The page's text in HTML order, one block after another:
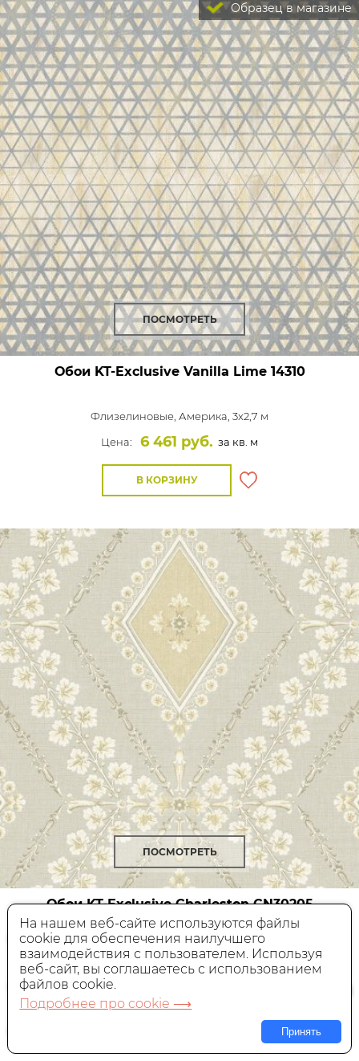
Образец в магазине
ПОСМОТРЕТЬ
Обои KT-Exclusive Vanilla Lime14310
Флизелиновые, Америка, 3x2,7 м
Цена:
6 461 руб. за кв. м
В КОРЗИНУ
ПОСМОТРЕТЬ
Обои KT-Exclusive CharlestonCN30205
Бумажные, Америка, 0,68x8,22 м
Цена:
12 130 руб.
В КОРЗИНУ
На нашем веб-сайте используются файлы
cookie для обеспечения наилучшего
взаимодействия с пользователем. Используя
веб-сайт, вы соглашаетесь с использованием
файлов cookie.
Подробнее про cookie ⟶
Принять